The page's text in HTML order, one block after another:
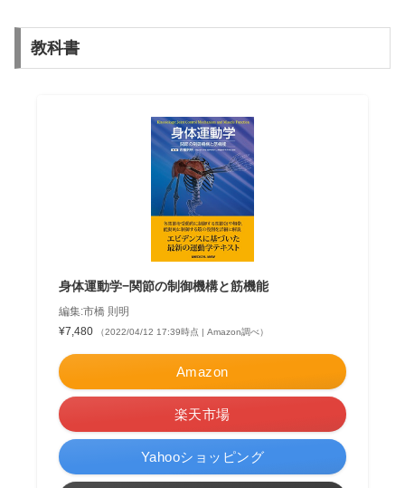
教科書
身体運動学−関節の制御機構と筋機能
編集:市橋 則明
¥7,480
（2022/04/12 17:39時点 | Amazon調べ）
Amazon
楽天市場
Yahooショッピング